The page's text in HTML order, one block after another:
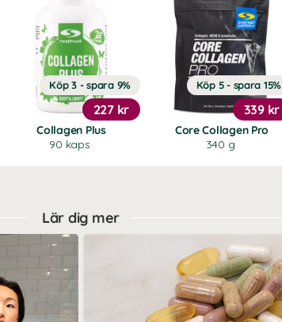
Collagen Plus
90 kaps
Köp 3 - spara 9%
227 kr
Core Collagen Pro
340 g
Köp 5 - spara 15%
339 kr
Lär dig mer